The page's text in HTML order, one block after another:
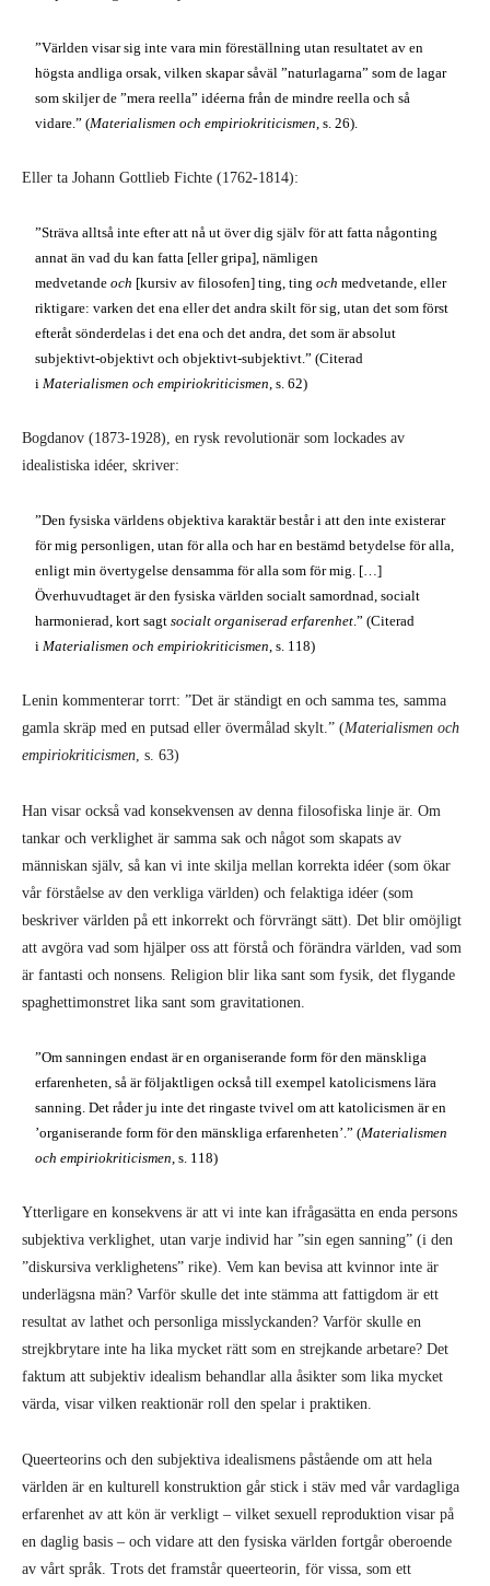
”Världen visar sig inte vara min föreställning utan resultatet av en
högsta andliga orsak, vilken skapar såväl ”naturlagarna” som de lagar
som skiljer de ”mera reella” idéerna från de mindre reella och så
vidare.” (Materialismen och empiriokriticismen , s. 26).
Eller ta Johann Gottlieb Fichte (1762-1814):
”Sträva alltså inte efter att nå ut över dig själv för att fatta någonting
annat än vad du kan fatta [eller gripa], nämligen
medvetandeoch [kursiv av filosofen] ting, tingoch medvetande, eller
riktigare: varken det ena eller det andra skilt för sig, utan det som först
efteråt sönderdelas i det ena och det andra, det som är absolut
subjektivt-objektivt och objektivt-subjektivt.” (Citerad
i Materialismen och empiriokriticismen , s. 62)
Bogdanov (1873-1928), en rysk revolutionär som lockades av
idealistiska idéer, skriver:
”Den fysiska världens objektiva karaktär består i att den inte existerar
för mig personligen, utan för alla och har en bestämd betydelse för alla,
enligt min övertygelse densamma för alla som för mig. […]
Överhuvudtaget är den fysiska världen socialt samordnad, socialt
harmonierad, kort sagtsocialt organiserad erfarenhet .” (Citerad
i Materialismen och empiriokriticismen , s. 118)
Lenin kommenterar torrt: ”Det är ständigt en och samma tes, samma
gamla skräp med en putsad eller övermålad skylt.” (Materialismen och
empiriokriticismen , s. 63)
Han visar också vad konsekvensen av denna filosofiska linje är. Om
tankar och verklighet är samma sak och något som skapats av
människan själv, så kan vi inte skilja mellan korrekta idéer (som ökar
vår förståelse av den verkliga världen) och felaktiga idéer (som
beskriver världen på ett inkorrekt och förvrängt sätt). Det blir omöjligt
att avgöra vad som hjälper oss att förstå och förändra världen, vad som
är fantasti och nonsens. Religion blir lika sant som fysik, det flygande
spaghettimonstret lika sant som gravitationen.
”Om sanningen endast är en organiserande form för den mänskliga
erfarenheten, så är följaktligen också till exempel katolicismens lära
sanning. Det råder ju inte det ringaste tvivel om att katolicismen är en
’organiserande form för den mänskliga erfarenheten’.” (Materialismen
och empiriokriticismen , s. 118)
Ytterligare en konsekvens är att vi inte kan ifrågasätta en enda persons
subjektiva verklighet, utan varje individ har ”sin egen sanning” (i den
”diskursiva verklighetens” rike). Vem kan bevisa att kvinnor inte är
underlägsna män? Varför skulle det inte stämma att fattigdom är ett
resultat av lathet och personliga misslyckanden? Varför skulle en
strejkbrytare inte ha lika mycket rätt som en strejkande arbetare? Det
faktum att subjektiv idealism behandlar alla åsikter som lika mycket
värda, visar vilken reaktionär roll den spelar i praktiken.
Queerteorins och den subjektiva idealismens påstående om att hela
världen är en kulturell konstruktion går stick i stäv med vår vardagliga
erfarenhet av att kön är verkligt – vilket sexuell reproduktion visar på
en daglig basis – och vidare att den fysiska världen fortgår oberoende
av vårt språk. Trots det framstår queerteorin, för vissa, som ett